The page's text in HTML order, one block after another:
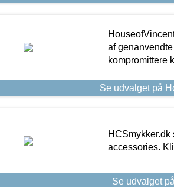
af
kompromittere
Se udvalget på
accessories.
Se udvalget